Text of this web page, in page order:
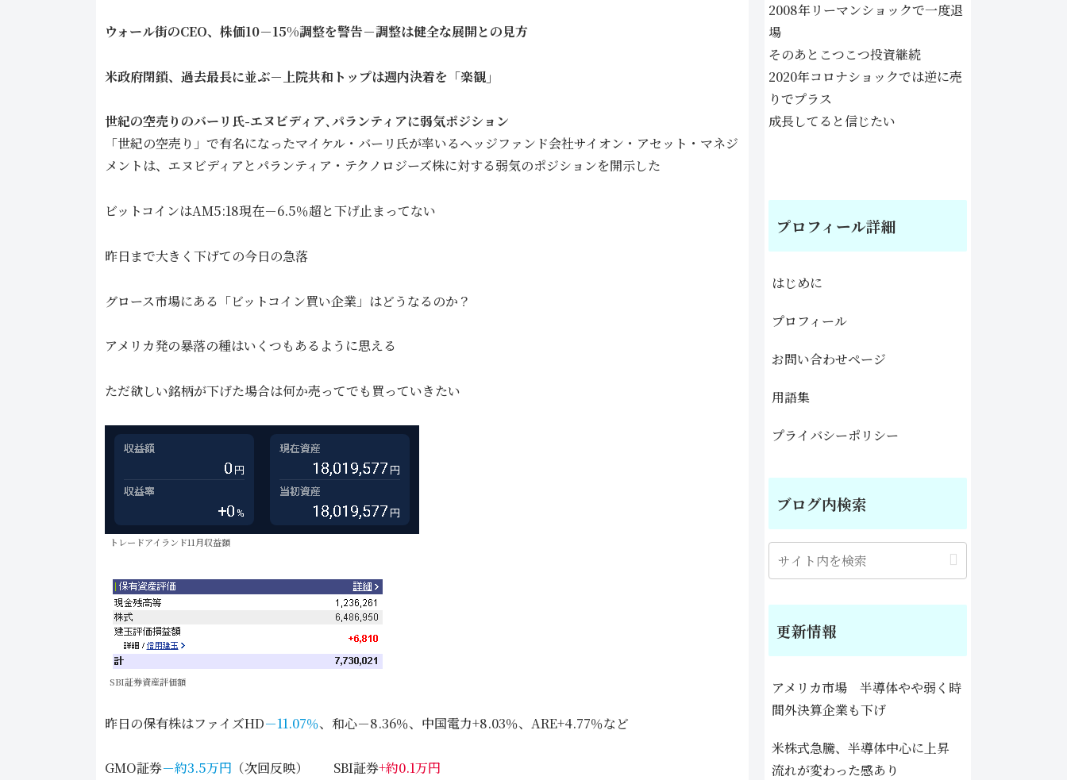
ウォール街のCEO、株価10－15%調整を警告－調整は健全な展開との見方
米政府閉鎖、過去最長に並ぶ－上院共和トップは週内決着を「楽観」
世紀の空売りのバーリ氏-エヌビディア､パランティアに弱気ポジション
「世紀の空売り」で有名になったマイケル・バーリ氏が率いるヘッジファンド会社サイオン・アセット・マネジ
メントは、エヌビディアとパランティア・テクノロジーズ株に対する弱気のポジションを開示した
ビットコインはAM5:18現在－6.5％超と下げ止まってない
昨日まで大きく下げての今日の急落
グロース市場にある「ビットコイン買い企業」はどうなるのか？
アメリカ発の暴落の種はいくつもあるように思える
ただ欲しい銘柄が下げた場合は何か売ってでも買っていきたい
トレードアイランド11月収益額
SBI証券資産評価額
昨日の保有株はファイズHD－11.07％、和心－8.36％、中国電力+8.03％、ARE+4.77％など
GMO証券－約3.5万円 （次回反映） SBI証券+約0.1万円
2008年リーマンショックで一度退
場
そのあとこつこつ投資継続
2020年コロナショックでは逆に売
りでプラス
成長してると信じたい
プロフィール詳細
はじめに
プロフィール
お問い合わせページ
用語集
プライバシーポリシー
ブログ内検索
更新情報
アメリカ市場 半導体やや弱く時
間外決算企業も下げ
米株式急騰、半導体中心に上昇
流れが変わった感あり